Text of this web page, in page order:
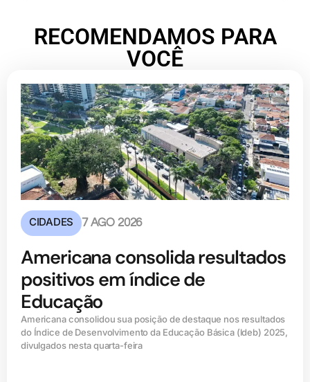
RECOMENDAMOS PARA
VOCÊ
CIDADES 7 AGO 2026
Americana consolida resultados
positivos em índice de
Educação
Americana consolidou sua posição de destaque nos resultados
do Índice de Desenvolvimento da Educação Básica (ldeb) 2025,
divulgados nesta quarta-feira